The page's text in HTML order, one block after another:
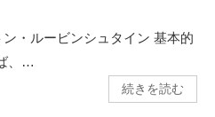
・ルービンシュタイン 基本的
、…
続きを読む